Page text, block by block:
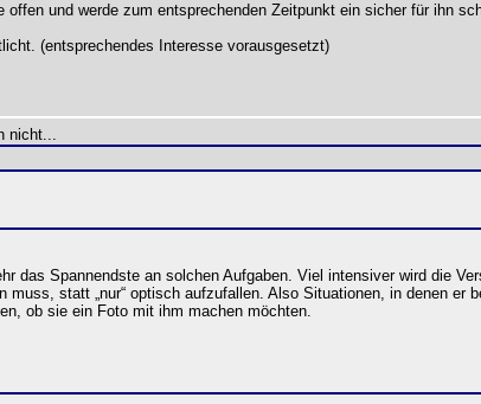
und werde zum entsprechenden Zeitpunkt ein sicher für ihn
(entsprechendes Interesse vorausgesetzt)
nicht...
das Spannendste an solchen Aufgaben. Viel intensiver wird die
statt „nur“ optisch aufzufallen. Also Situationen, in denen
ob sie ein Foto mit ihm machen möchten.